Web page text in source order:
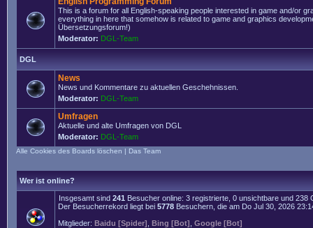
This is a forum for all English-speaking people interested in game and/or
everything in here that somehow is related to game and graphics
Übersetzungsforum!)
Moderator: DGL-Team
DGL
News
News und Kommentare zu aktuellen Geschehnissen.
Moderator: DGL-Team
Umfragen
Aktuelle und alte Umfragen von DGL
Moderator: DGL-Team
Alle Cookies des Boards löschen | Das Team
Wer ist online?
Insgesamt sind 241 Besucher online: 3 registrierte, 0 unsichtbare und
Der Besucherrekord liegt bei 5778 Besuchern, die am Do Jul 30, 2026
Mitglieder: Baidu [Spider] Bing [Bot] Google [Bot]